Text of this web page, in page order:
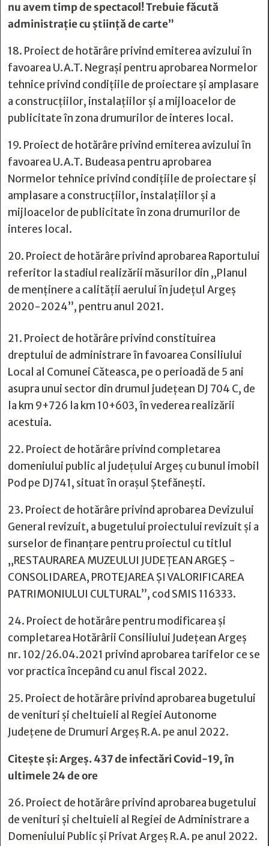
nu avem timp de spectacol! Trebuie făcută
administrație cu știință de carte”
18. Proiect de hotărâre privind emiterea avizului în
favoarea U.A.T. Negrași pentru aprobarea Normelor
tehnice privind condiţiile de proiectare şi amplasare
a construcţiilor, instalaţiilor şi a mijloacelor de
publicitate în zona drumurilor de interes local.
19. Proiect de hotărâre privind emiterea avizului în
favoarea U.A.T. Budeasa pentru aprobarea
Normelor tehnice privind condiţiile de proiectare şi
amplasare a construcţiilor, instalaţiilor şi a
mijloacelor de publicitate în zona drumurilor de
interes local.
20. Proiect de hotărâre privind aprobarea Raportului
referitor la stadiul realizării măsurilor din ,,Planul
de menținere a calității aerului în județul Argeș
2020-2024”, pentru anul 2021.
21. Proiect de hotărâre privind constituirea
dreptului de administrare în favoarea Consiliului
Local al Comunei Căteasca, pe o perioadă de 5 ani
asupra unui sector din drumul județean DJ 704 C, de
la km 9+726 la km 10+603, în vederea realizării
acestuia.
22. Proiect de hotărâre privind completarea
domeniului public al județului Argeș cu bunul imobil
Pod pe DJ741, situat în orașul Ștefănești.
23. Proiect de hotărâre privind aprobarea Devizului
General revizuit, a bugetului proiectului revizuit și a
surselor de finanțare pentru proiectul cu titlul
„RESTAURAREA MUZEULUI JUDEȚEAN ARGEȘ -
CONSOLIDAREA, PROTEJAREA ȘI VALORIFICAREA
PATRIMONIULUI CULTURAL”, cod SMIS 116333.
24. Proiect de hotărâre pentru modificarea și
completarea Hotărârii Consiliului Județean Argeș
nr. 102/26.04.2021 privind aprobarea tarifelor ce se
vor practica începând cu anul fiscal 2022.
25. Proiect de hotărâre privind aprobarea bugetului
de venituri și cheltuieli al Regiei Autonome
Județene de Drumuri Argeș R.A. pe anul 2022.
Citește și:Argeș. 437 de infectări Covid-19, în
ultimele 24 de ore
26. Proiect de hotărâre privind aprobarea bugetului
de venituri și cheltuieli al Regiei de Administrare a
Domeniului Public și Privat Argeș R.A. pe anul 2022.